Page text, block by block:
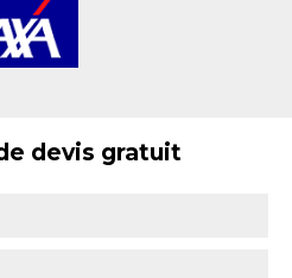
devis gratuit